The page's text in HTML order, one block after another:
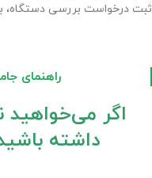
ثبت درخواست بررسی دستگاه،
راهنمای
داشته